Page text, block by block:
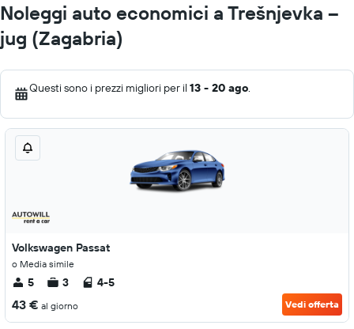
Noleggi auto economici a Trešnjevka –
jug (Zagabria)
Questi sono i prezzi migliori per il 13 - 20 ago.
Volkswagen Passat
o Media simile
5 3 4-5
43 € al giorno Vedi offerta